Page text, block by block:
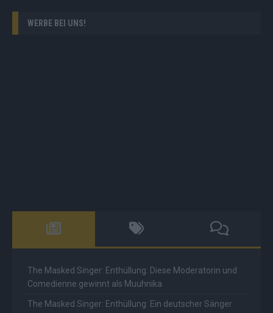
WERBE BEI UNS!
The Masked Singer: Enthüllung: Diese Moderatorin und
Comedienne gewinnt als Muuhnika
The Masked Singer: Enthüllung: Ein deutscher Sänger